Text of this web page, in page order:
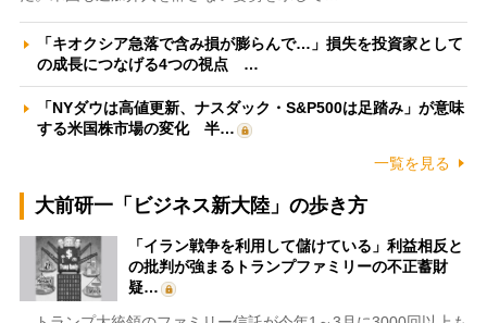
「キオクシア急落で含み損が膨らんで…」損失を投資家として
の成長につなげる4つの視点 …
「NYダウは高値更新、ナスダック・S&P500は足踏み」が意味
する米国株市場の変化 半…
一覧を見る
大前研一「ビジネス新大陸」の歩き方
「イラン戦争を利用して儲けている」利益相反と
の批判が強まるトランプファミリーの不正蓄財
疑…